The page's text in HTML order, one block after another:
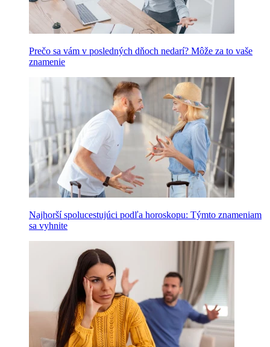
Prečo sa vám v posledných dňoch nedarí? Môže za to vaše
znamenie
Najhorší spolucestujúci podľa horoskopu: Týmto znameniam
sa vyhnite